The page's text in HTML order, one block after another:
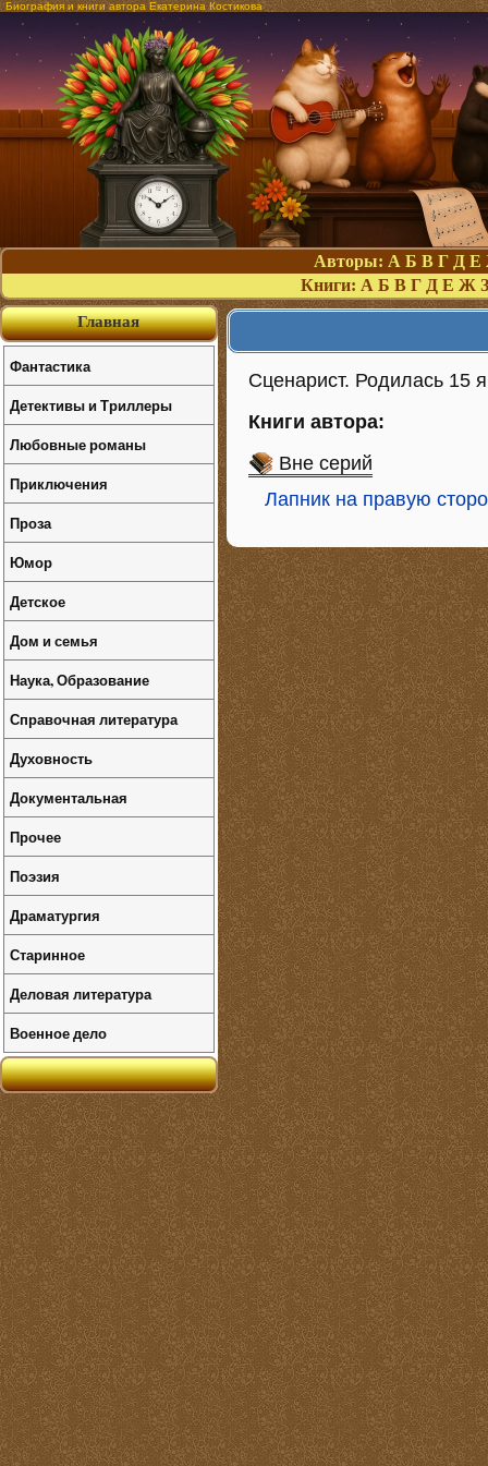
Биография и книги автора Екатерина Костикова
Авторы: А Б В Г Д Е
Книги: А Б В Г Д Е Ж З
Сценарист. Родилась 15
Книги автора:
Вне серий
Лапник на правую
Главная
Фантастика
Детективы и Триллеры
Любовные романы
Приключения
Проза
Юмор
Детское
Дом и семья
Наука, Образование
Справочная литература
Духовность
Документальная
Прочее
Поэзия
Драматургия
Старинное
Деловая литература
Военное дело